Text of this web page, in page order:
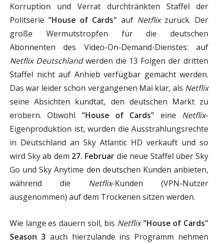
Korruption und Verrat durchtränkten Staffel der
Politserie "House of Cards" auf Netflixzurück. Der
große Wermutstropfen für die deutschen
Abonnenten des Video-On-Demand-Dienstes: auf
Netflix Deutschlandwerden die 13 Folgen der dritten
Staffel nicht auf Anhieb verfügbar gemacht werden.
Das war leider schon vergangenen Mai klar, als Netflix
seine Absichten kundtat, den deutschen Markt zu
erobern. Obwohl "House of Cards" eine Netflix-
Eigenproduktion ist, wurden die Ausstrahlungsrechte
in Deutschland an Sky Atlantic HD verkauft und so
wird Sky ab dem 27. Februar die neue Staffel über Sky
Go und Sky Anytime den deutschen Kunden anbieten,
während die Netflix-Kunden (VPN-Nutzer
ausgenommen) auf dem Trockenen sitzen werden.
Wie lange es dauern soll, bis Netflix "House of Cards"
Season 3 auch hierzulande ins Programm nehmen